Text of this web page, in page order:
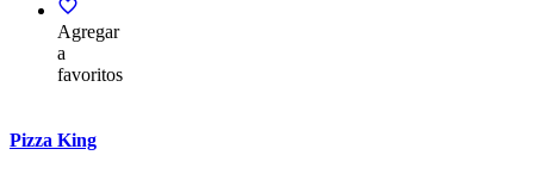
Agregar
a
favoritos
Pizza King